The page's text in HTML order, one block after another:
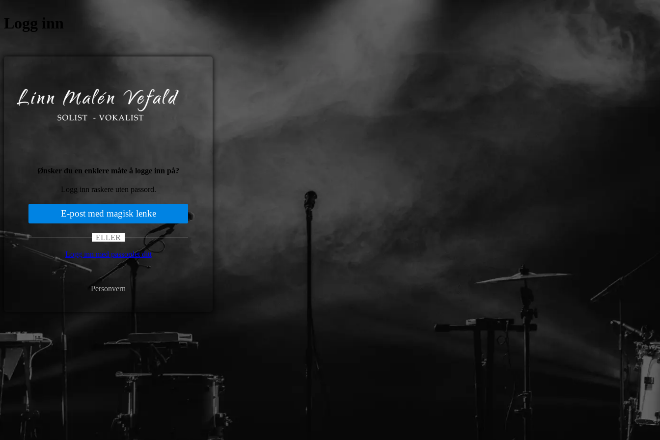
Logg inn
Ønsker du en enklere måte å logge inn på?
Logg inn raskere uten passord.
E-post med magisk lenke
ELLER
Logg inn med passordet ditt
Personvern